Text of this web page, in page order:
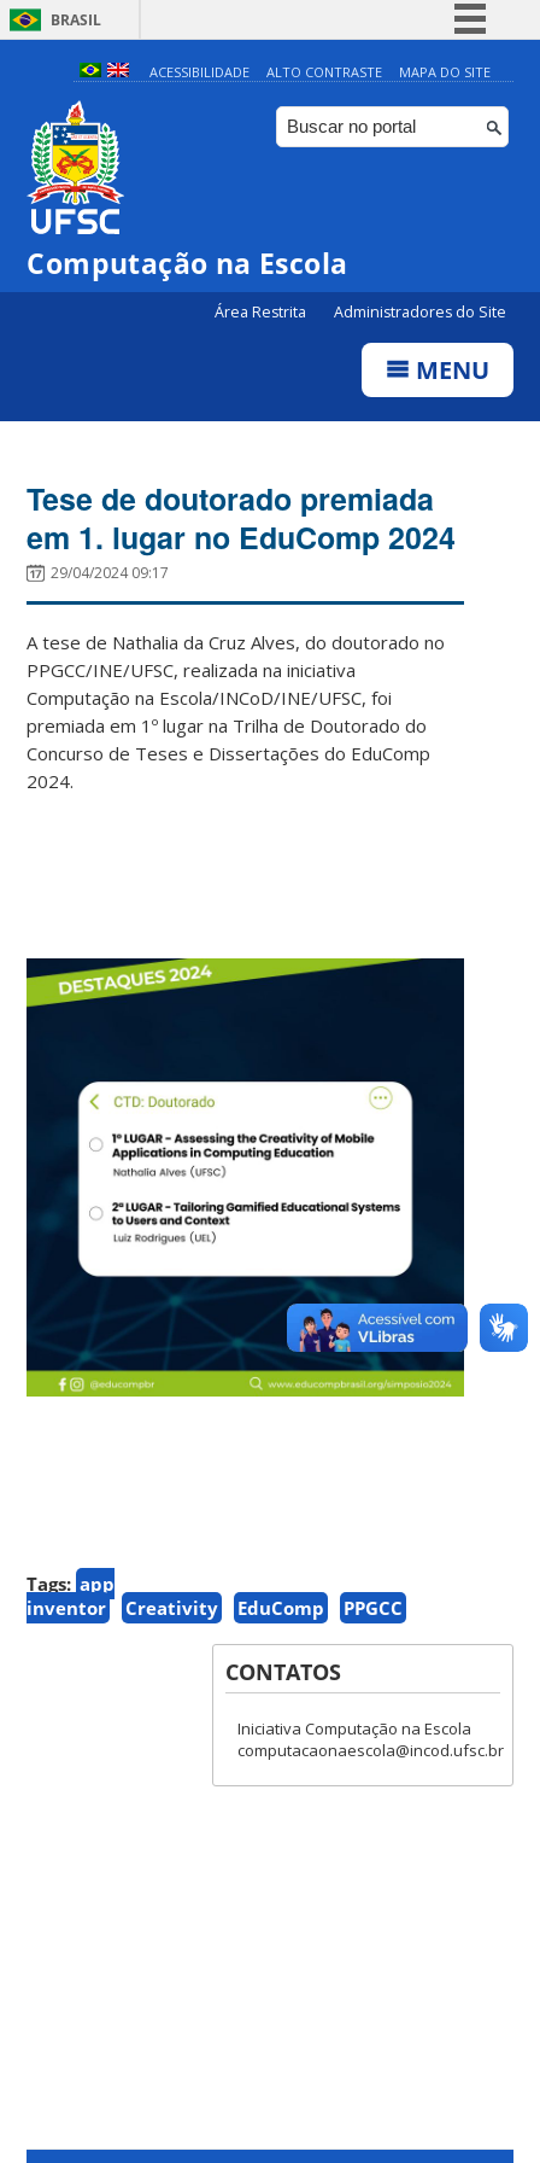
BRASIL
Simplifique!
Comunica BR
Participe
ACESSIBILIDADE ALTO CONTRASTE MAPA DO SITE
Computação na Escola
Área Restrita Administradores do Site
MENU
Tese de doutorado premiada
em 1. lugar no EduComp 2024
29/04/2024 09:17
A tese de Nathalia da Cruz Alves, do doutorado no
PPGCC/INE/UFSC, realizada na iniciativa
Computação na Escola/INCoD/INE/UFSC, foi
premiada em 1º lugar na Trilha de Doutorado do
Concurso de Teses e Dissertações do EduComp
2024.
Tags: app
inventor
Creativity EduComp PPGCC
CONTATOS
Iniciativa Computação na Escola
computacaonaescola@incod.ufsc.br